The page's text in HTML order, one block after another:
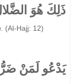
ذَلِكَ هُوَ
(Al-Hajj: 12)
يَدْعُو لَمَنْ